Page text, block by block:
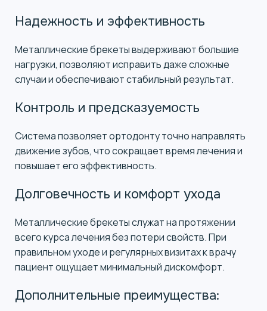
Надежность и эффективность
Металлические брекеты выдерживают большие
нагрузки, позволяют исправить даже сложные
случаи и обеспечивают стабильный результат.
Контроль и предсказуемость
Система позволяет ортодонту точно направлять
движение зубов, что сокращает время лечения и
повышает его эффективность.
Долговечность и комфорт ухода
Металлические брекеты служат на протяжении
всего курса лечения без потери свойств. При
правильном уходе и регулярных визитах к врачу
пациент ощущает минимальный дискомфорт.
Дополнительные преимущества: